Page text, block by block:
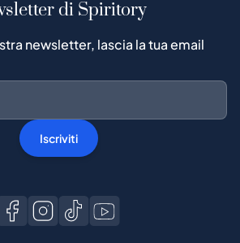
Acquista su Spiritory
Guida all'acquisto